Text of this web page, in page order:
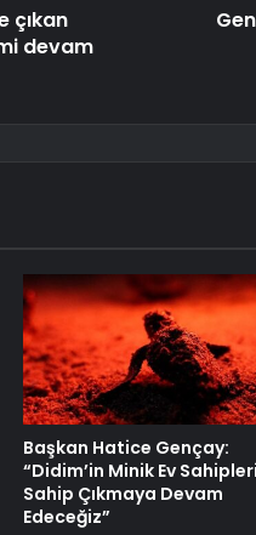
çıkan
devam
Başkan Hatice Gençay:
“Didim’in Minik Ev
Sahip Çıkmaya Devam
Edeceğiz”